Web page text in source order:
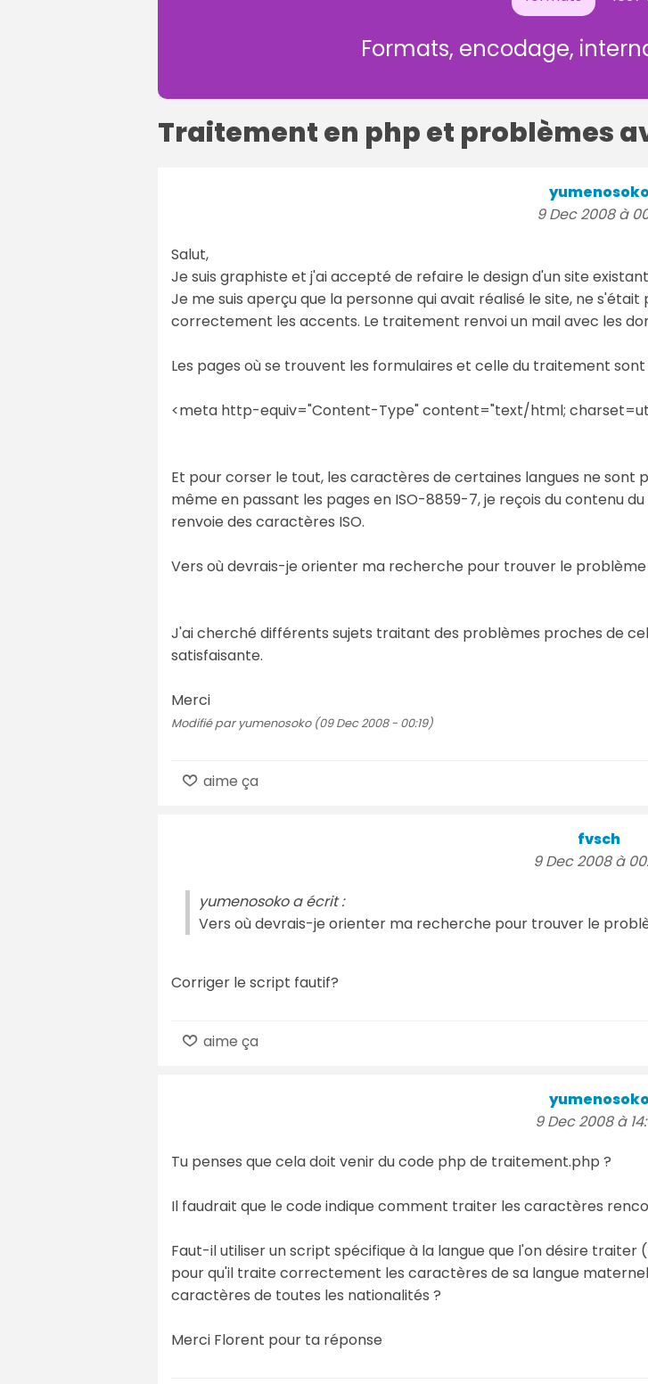
Formats, encodage,
Traitement en php et problèmes
9 Dec 2008 à
Salut,
Je suis graphiste et j'ai accepté de refaire le design d'un site
Je me suis aperçu que la personne qui avait réalisé le site, ne
correctement les accents. Le traitement renvoi un mail avec les
Les pages où se trouvent les formulaires et celle du traitement
<meta http-equiv="Content-Type" content="text/html;
Et pour corser le tout, les caractères de certaines langues ne sont
même en passant les pages en ISO-8859-7, je reçois du contenu
renvoie des caractères ISO.
Vers où devrais-je orienter ma recherche pour trouver le problème
J'ai cherché différents sujets traitant des problèmes proches de
satisfaisante.
Merci
Modifié par yumenosoko (09 Dec 2008 - 00:19)
aime ça
fvsch
9 Dec 2008 à
yumenosoko a écrit :
Vers où devrais-je orienter ma recherche pour trouver le
Corriger le script fautif?
aime ça
9 Dec 2008 à
Tu penses que cela doit venir du code php de traitement.php ?
Il faudrait que le code indique comment traiter les caractères
Faut-il utiliser un script spécifique à la langue que l'on désire
pour qu'il traite correctement les caractères de sa langue
caractères de toutes les nationalités ?
Merci Florent pour ta réponse